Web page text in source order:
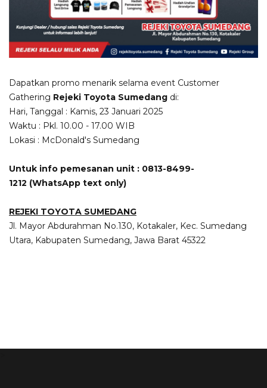
Dapatkan promo menarik selama event Customer
Gathering Rejeki Toyota Sumedang di:
Hari, Tanggal : Kamis, 23 Januari 2025
Waktu : Pkl. 10.00 - 17.00 WIB
Lokasi : McDonald's Sumedang
Untuk info pemesanan unit : 0813-8499-
1212 (WhatsApp text only)
REJEKI TOYOTA SUMEDANG
Jl. Mayor Abdurahman No.130, Kotakaler, Kec. Sumedang
Utara, Kabupaten Sumedang, Jawa Barat 45322